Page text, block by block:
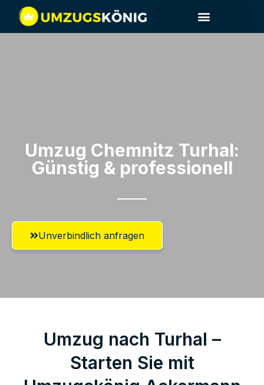
Umzug Chemnitz​ Turhal:
Günstig & professionell​
Unverbindlich anfragen
Umzug nach Turhal –
Starten Sie mit